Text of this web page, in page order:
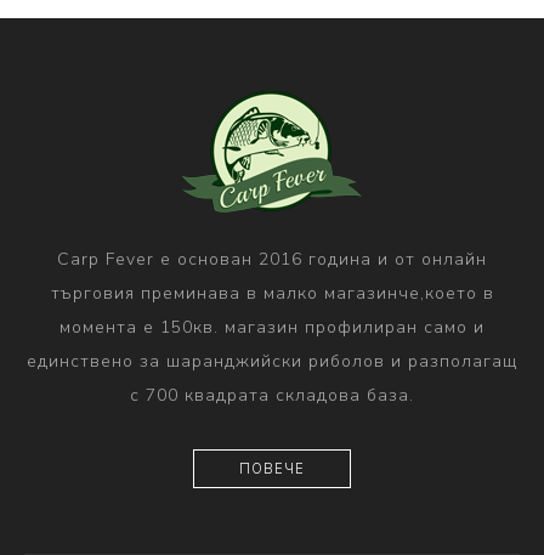
Carp Fever е основан 2016 година и от онлайн
търговия преминава в малко магазинче,което в
момента е 150кв. магазин профилиран само и
единствено за шаранджийски риболов и разполагащ
с 700 квадрата складова база.
ПОВЕЧЕ